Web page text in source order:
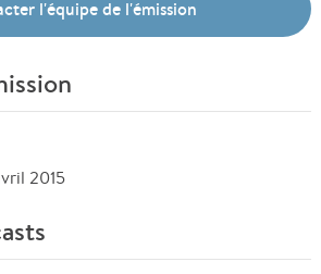
l'équipe de l'émission
2015